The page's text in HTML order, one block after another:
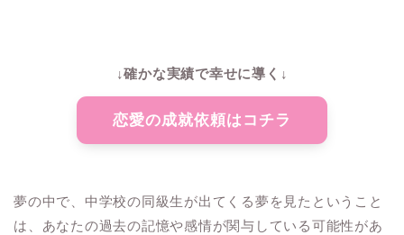
↓確かな実績で幸せに導く↓
恋愛の成就依頼はコチラ
夢の中で、中学校の同級生が出てくる夢を見たということ
は、あなたの過去の記憶や感情が関与している可能性があ